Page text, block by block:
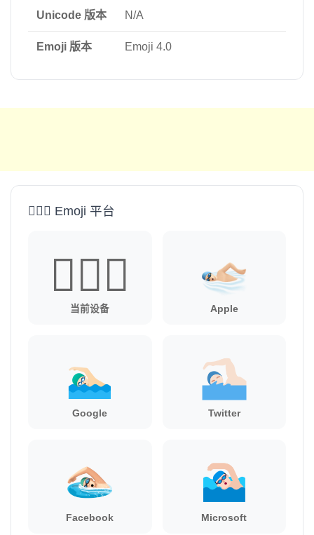
Unicode 版本 N/A
Emoji 版本 Emoji 4.0
🏊🏻‍♂️ Emoji 平台
🏊🏻‍♂️
当前设备 Apple
Google Twitter
Facebook Microsoft